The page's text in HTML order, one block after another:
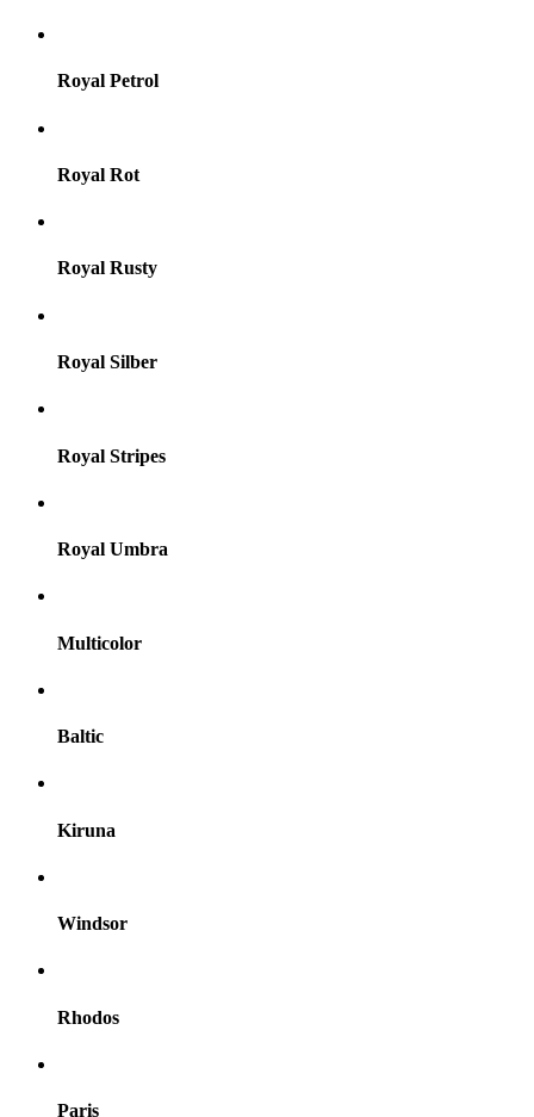
Royal Petrol
Royal Rot
Royal Rusty
Royal Silber
Royal Stripes
Royal Umbra
Multicolor
Baltic
Kiruna
Windsor
Rhodos
Paris